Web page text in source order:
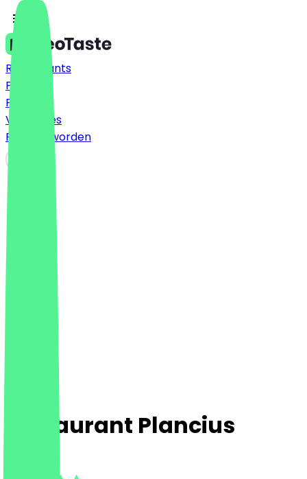
Restaurants
Prijzen
FAQ
Vacatures
Partner worden
Restaurant Plancius